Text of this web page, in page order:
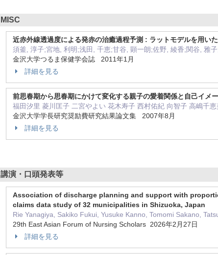
MISC
近赤外線透過度による発赤の治癒過程予測 : ラットモデルを用い
須釜, 淳子;宮地, 利明;浅田, 千恵;甘谷, 顕一朗;佐野, 綾香;関谷, 雅
金沢大学つるま保健学会誌 2011年1月
詳細を見る
前思春期から思春期にかけて変化する親子の愛着関係と自己イメ
福田汐里 菱川匡子 二宮やよい 花木寿子 西村佑紀 向智子 高嶋千
金沢大学学長研究奨励費研究結果論文集 2007年8月
詳細を見る
講演・口頭発表等
Association of discharge planning and support with
claims data study of 32 municipalities in Shizuoka, Japan
Rie Yanagiya, Sakiko Fukui, Yusuke Kanno, Tomomi Sakano,
29th East Asian Forum of Nursing Scholars 2026年2月27日
詳細を見る